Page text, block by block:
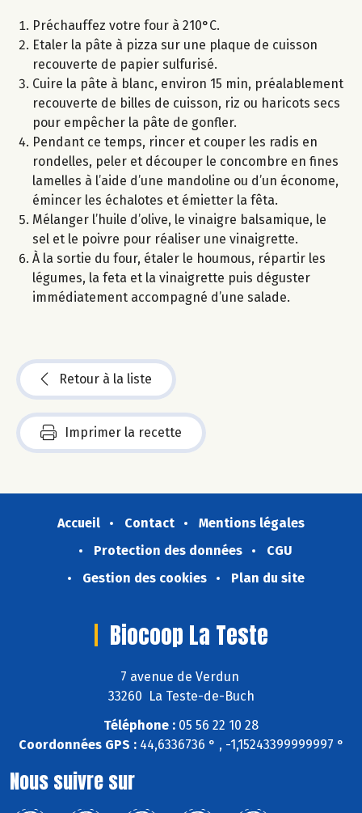
Préchauffez votre four à 210°C.
Etaler la pâte à pizza sur une plaque de cuisson
recouverte de papier sulfurisé.
Cuire la pâte à blanc, environ 15 min, préalablement
recouverte de billes de cuisson, riz ou haricots secs
pour empêcher la pâte de gonfler.
Pendant ce temps, rincer et couper les radis en
rondelles, peler et découper le concombre en fines
lamelles à l’aide d’une mandoline ou d’un économe,
émincer les échalotes et émietter la fêta.
Mélanger l’huile d’olive, le vinaigre balsamique, le
sel et le poivre pour réaliser une vinaigrette.
À la sortie du four, étaler le houmous, répartir les
légumes, la feta et la vinaigrette puis déguster
immédiatement accompagné d’une salade.
Retour à la liste
Imprimer la recette
Accueil Contact
Mentions légales
Protection des données
CGU
Gestion des cookies
Plan du site
Biocoop La Teste
7 avenue de Verdun
33260 La Teste-de-Buch
Téléphone : 05 56 22 10 28
Coordonnées GPS :44,6336736 ° , -1,15243399999997 °
Nous suivre sur